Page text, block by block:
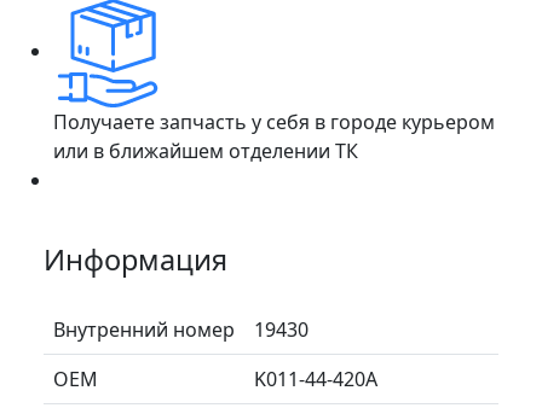
Получаете запчасть у себя в городе курьером
или в ближайшем отделении ТК
Информация
Внутренний номер
19430
ОЕМ
K011-44-420A